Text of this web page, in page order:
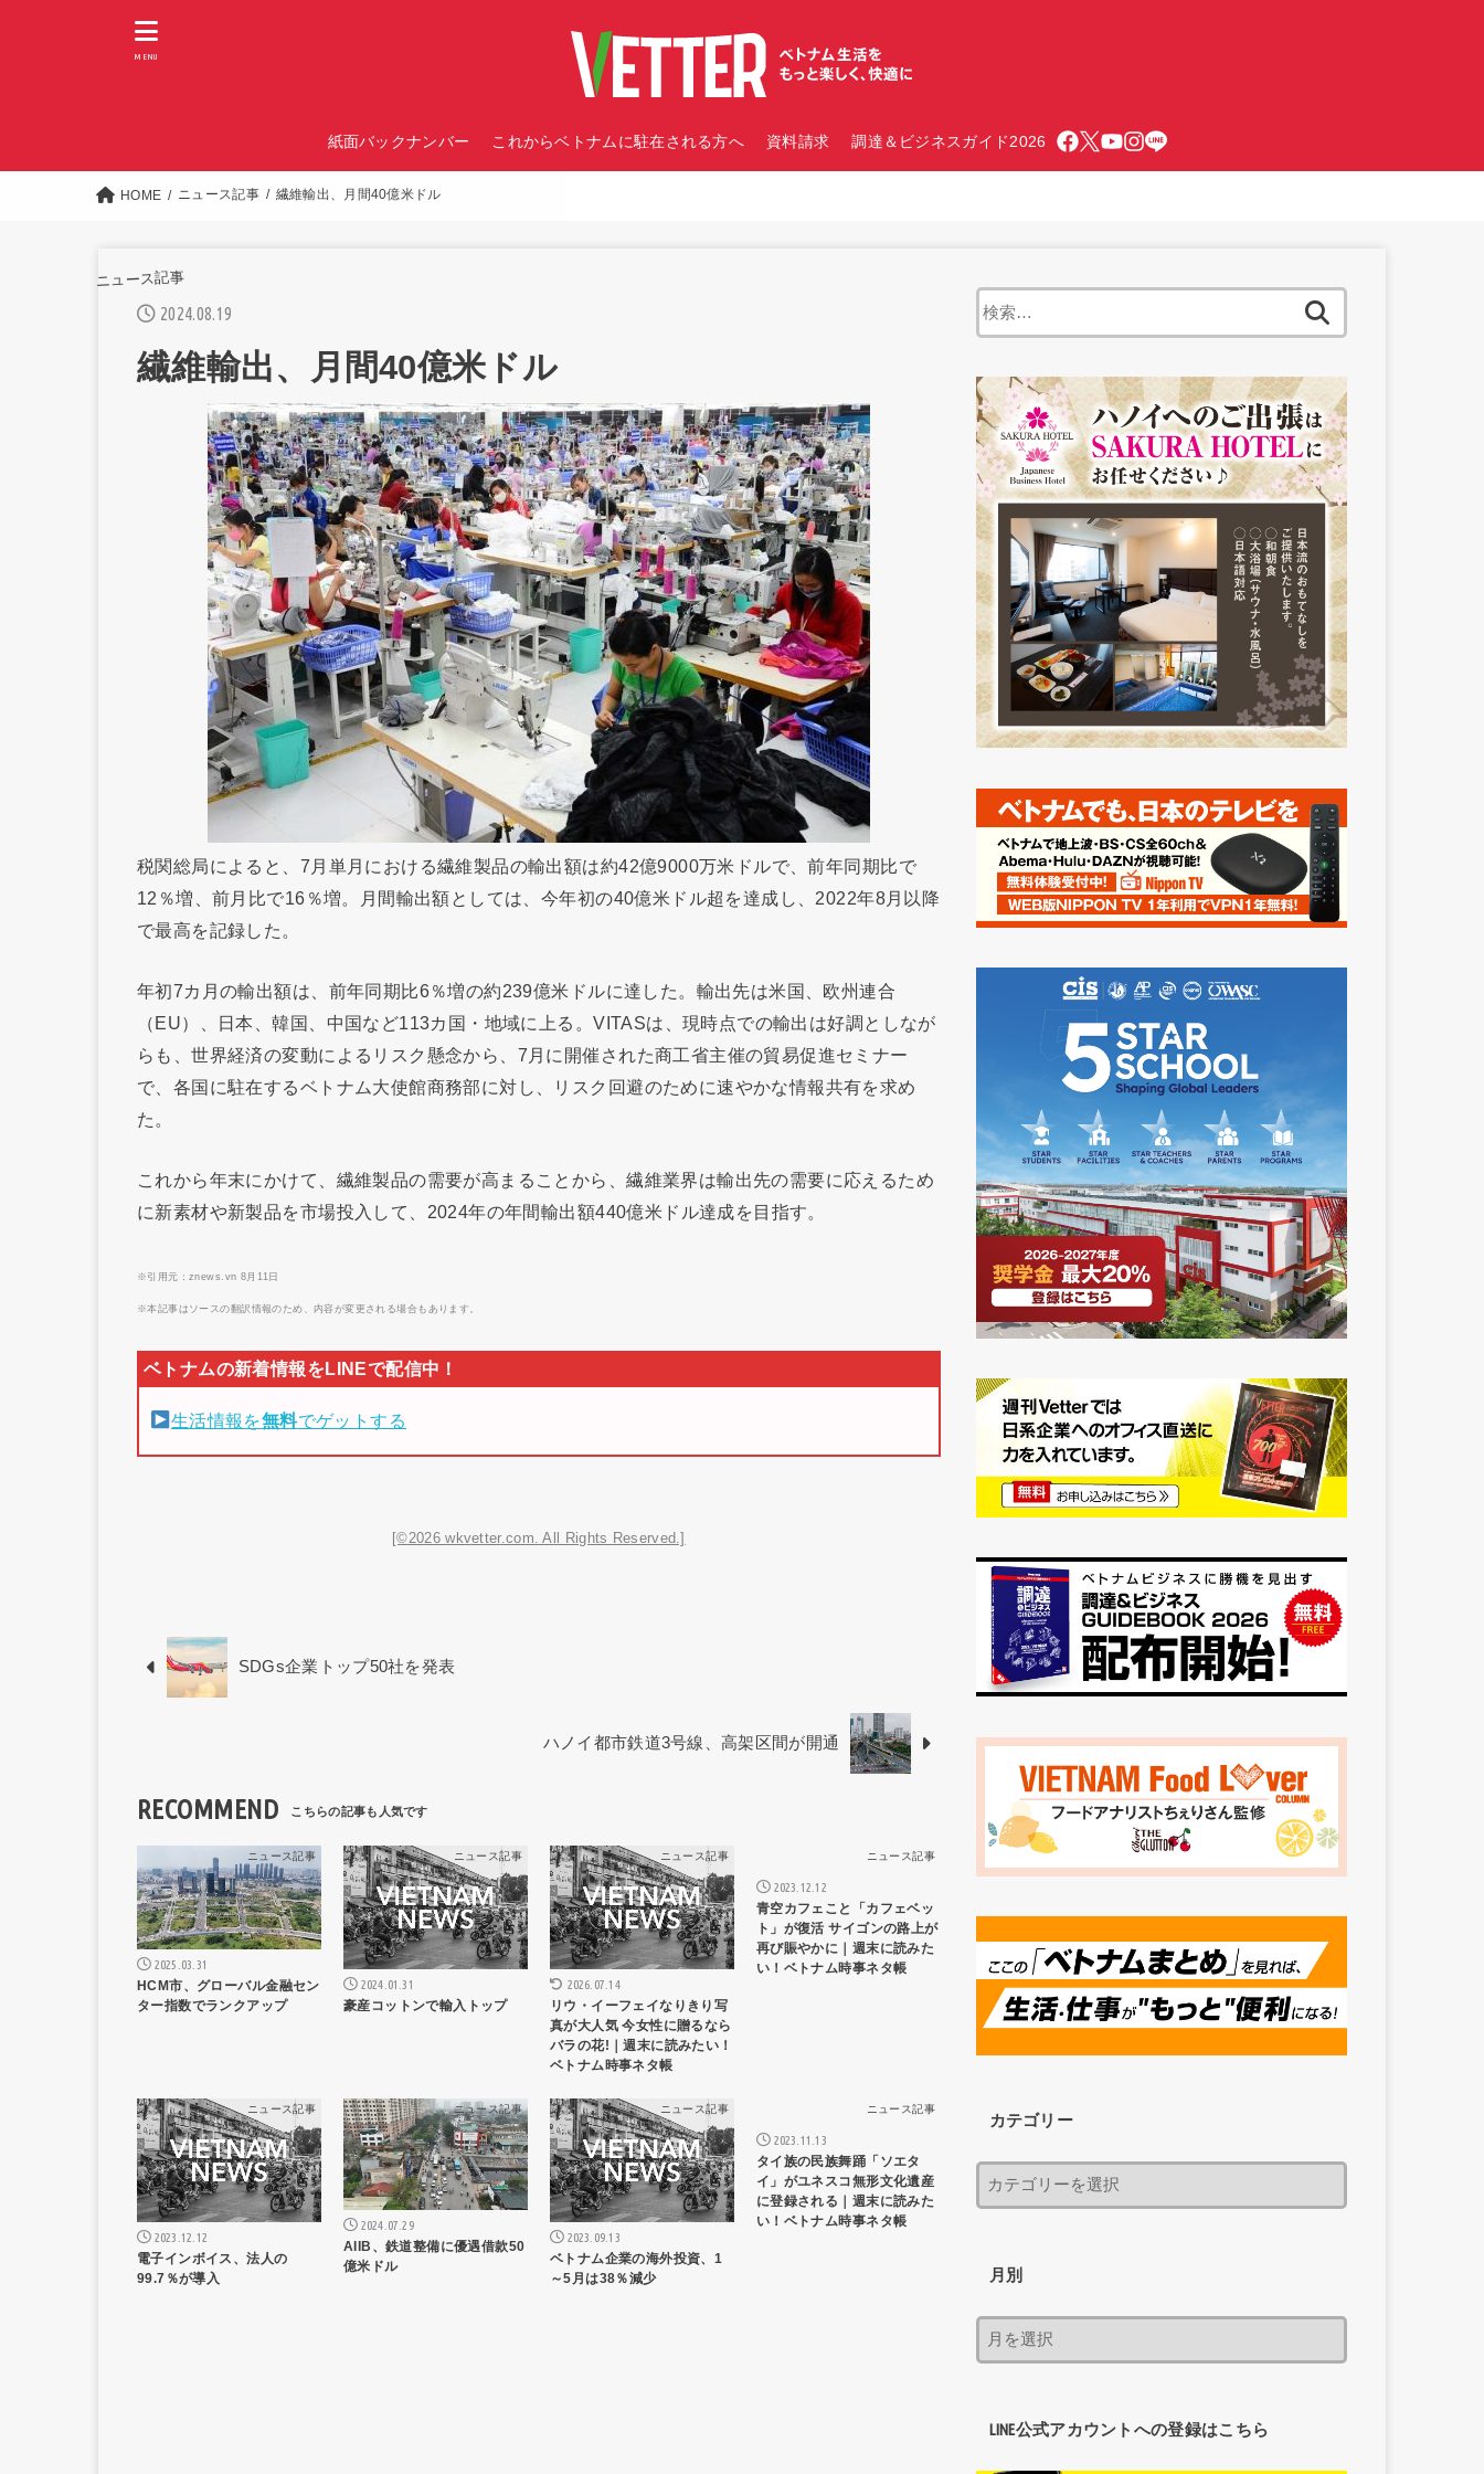
紙面バックナンバー これからベトナムに駐在される方へ 資料請求 調達＆ビジネスガイド2026
MENU
HOME ニュース記事 繊維輸出、月間40億米ドル
ニュース記事
2024.08.19
繊維輸出、月間40億米ドル
税関総局によると、7月単月における繊維製品の輸出額は約42億9000万米ドルで、前年同期比で
12％増、前月比で16％増。月間輸出額としては、今年初の40億米ドル超を達成し、2022年8月以降
で最高を記録した。
年初7カ月の輸出額は、前年同期比6％増の約239億米ドルに達した。輸出先は米国、欧州連合
（EU）、日本、韓国、中国など113カ国・地域に上る。VITASは、現時点での輸出は好調としなが
らも、世界経済の変動によるリスク懸念から、7月に開催された商工省主催の貿易促進セミナー
で、各国に駐在するベトナム大使館商務部に対し、リスク回避のために速やかな情報共有を求め
た。
これから年末にかけて、繊維製品の需要が高まることから、繊維業界は輸出先の需要に応えるため
に新素材や新製品を市場投入して、2024年の年間輸出額440億米ドル達成を目指す。
※引用元：znews.vn 8月11日
※本記事はソースの翻訳情報のため、内容が変更される場合もあります。
生活情報を無料でゲットする
[©2026 wkvetter.com. All Rights Reserved.]
SDGs企業トップ50社を発表
ハノイ都市鉄道3号線、高架区間が開通
RECOMMEND
ニュース記事
2025.03.31
HCM市、グローバル金融セン
ター指数でランクアップ
ニュース記事
2024.01.31
豪産コットンで輸入トップ
ニュース記事
2026.07.14
リウ・イーフェイなりきり写
真が大人気 今女性に贈るなら
バラの花!｜週末に読みたい！
ベトナム時事ネタ帳
ニュース記事
2023.12.12
青空カフェこと「カフェベッ
ト」が復活 サイゴンの路上が
再び賑やかに｜週末に読みた
い！ベトナム時事ネタ帳
ニュース記事
2023.12.12
電子インボイス、法人の
99.7％が導入
ニュース記事
2024.07.29
AIIB、鉄道整備に優遇借款50
億米ドル
ニュース記事
2023.09.13
ベトナム企業の海外投資、1
～5月は38％減少
ニュース記事
2023.11.13
タイ族の民族舞踊「ソエタ
イ」がユネスコ無形文化遺産
に登録される｜週末に読みた
い！ベトナム時事ネタ帳
カテゴリー
月別
LINE公式アカウントへの登録はこちら